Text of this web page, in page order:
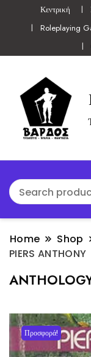
Κεντρική
Roleplaying
Home Shop
PIERS ANTHONY
Προσφορά!